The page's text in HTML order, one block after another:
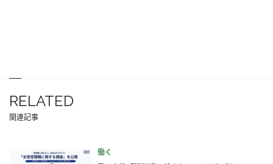
RELATED
関連記事
働く